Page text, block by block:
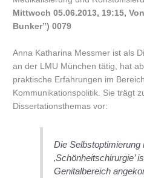
Mittwoch 05.06.2013, 19:15,
Bunker”) 0079
Anna Katharina Messmer ist als
an der LMU München tätig, hat
praktische Erfahrungen im
Kommunikationspolitik. Sie trägt
Dissertationsthemas vor:
Die Selbstoptimierung
‚Schönheitschirurgie’
Genitalbereich